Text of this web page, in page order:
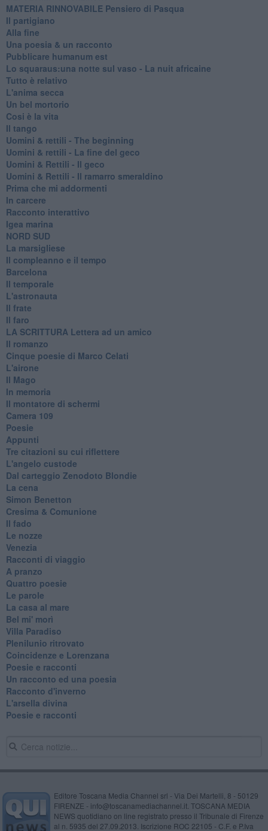
MATERIA RINNOVABILE Pensiero di Pasqua
Il partigiano
Alla fine
Una poesia & un racconto
Pubblicare humanum est
Lo squaraus:una notte sul vaso - La nuit africaine
Tutto è relativo
L'anima secca
Un bel mortorio
Cosi è la vita
Il tango
​Uomini & rettili - The beginning
​Uomini & rettili - La fine del geco
Uomini & Rettili - Il geco
Uomini & Rettili - Il ramarro smeraldino
Prima che mi addormenti
In carcere
Racconto interattivo
Igea marina
​NORD SUD
La marsigliese
Il compleanno e il tempo
Barcelona
Il temporale
L'astronauta
Il frate
Il faro
​LA SCRITTURA Lettera ad un amico
Il romanzo
Cinque poesie di Marco Celati
L'airone
Il Mago
In memoria
Il montatore di schermi
Camera 109
Poesie
Appunti
Tre citazioni su cui riflettere
L'angelo custode
Dal carteggio Zenodoto Blondie
La cena
Simon Benetton
Cresima & Comunione
Il fado
Le nozze
Venezia
Racconti di viaggio
A pranzo
Quattro poesie
Le parole
La casa al mare
Bel mi' morì
Villa Paradiso
Plenilunio ritrovato
Coincidenze e Lorenzana
Poesie e racconti
Un racconto ed una poesia
Racconto d'inverno
​L'arsella divina
Poesie e racconti
Editore Toscana Media Channel srl - Via Dei Martelli, 8 - 50129
FIRENZE - info@toscanamediachannel.it. TOSCANA MEDIA
NEWS quotidiano on line registrato presso il Tribunale di Firenze
al n. 5935 del 27.09.2013. Iscrizione ROC 22105 - C.F. e P.Iva